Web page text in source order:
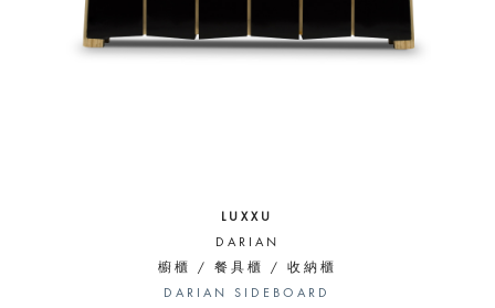
LUXXU
DARIAN
櫥櫃 / 餐具櫃 / 收納櫃
DARIAN SIDEBOARD